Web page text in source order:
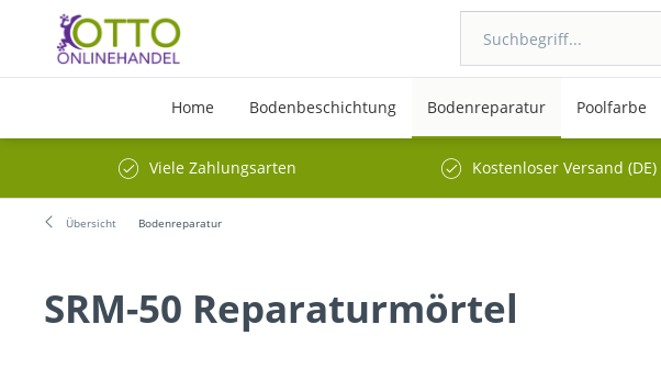
Home Bodenbeschichtung Bodenreparatur Poolfarbe
Viele Zahlungsarten Kostenloser Versand (DE)
Übersicht Bodenreparatur
SRM-50 Reparaturmörtel